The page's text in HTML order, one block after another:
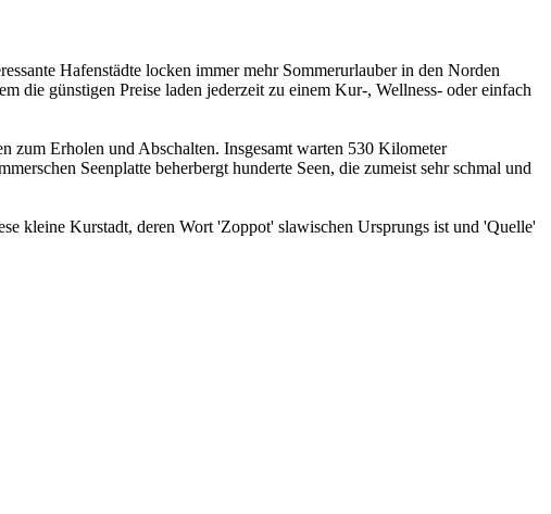
Hafenstädte locken immer mehr Sommerurlauber in den Norden
die günstigen Preise laden jederzeit zu einem Kur-, Wellness- oder einfach
zum Erholen und Abschalten. Insgesamt warten 530 Kilometer
Seenplatte beherbergt hunderte Seen, die zumeist sehr schmal und
kleine Kurstadt, deren Wort 'Zoppot' slawischen Ursprungs ist und 'Quelle'